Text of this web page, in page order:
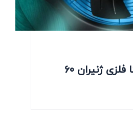
آکسیال ایلکا فلزی ژنیران 60